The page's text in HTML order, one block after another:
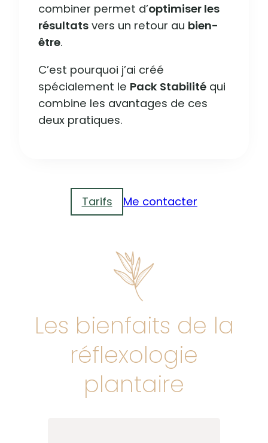
combiner permet d’optimiser les
résultats vers un retour au bien-
être.
C’est pourquoi j’ai créé
spécialement le Pack Stabilité qui
combine les avantages de ces
deux pratiques.
Tarifs Me contacter
Les bienfaits de la
réflexologie
plantaire